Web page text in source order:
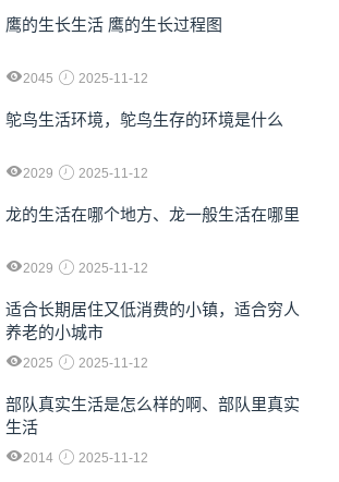
鹰的生长生活 鹰的生长过程图
2045 2025-11-12
鸵鸟生活环境，鸵鸟生存的环境是什么
2029 2025-11-12
龙的生活在哪个地方、龙一般生活在哪里
2029 2025-11-12
适合长期居住又低消费的小镇，适合穷人
养老的小城市
2025 2025-11-12
部队真实生活是怎么样的啊、部队里真实
生活
2014 2025-11-12